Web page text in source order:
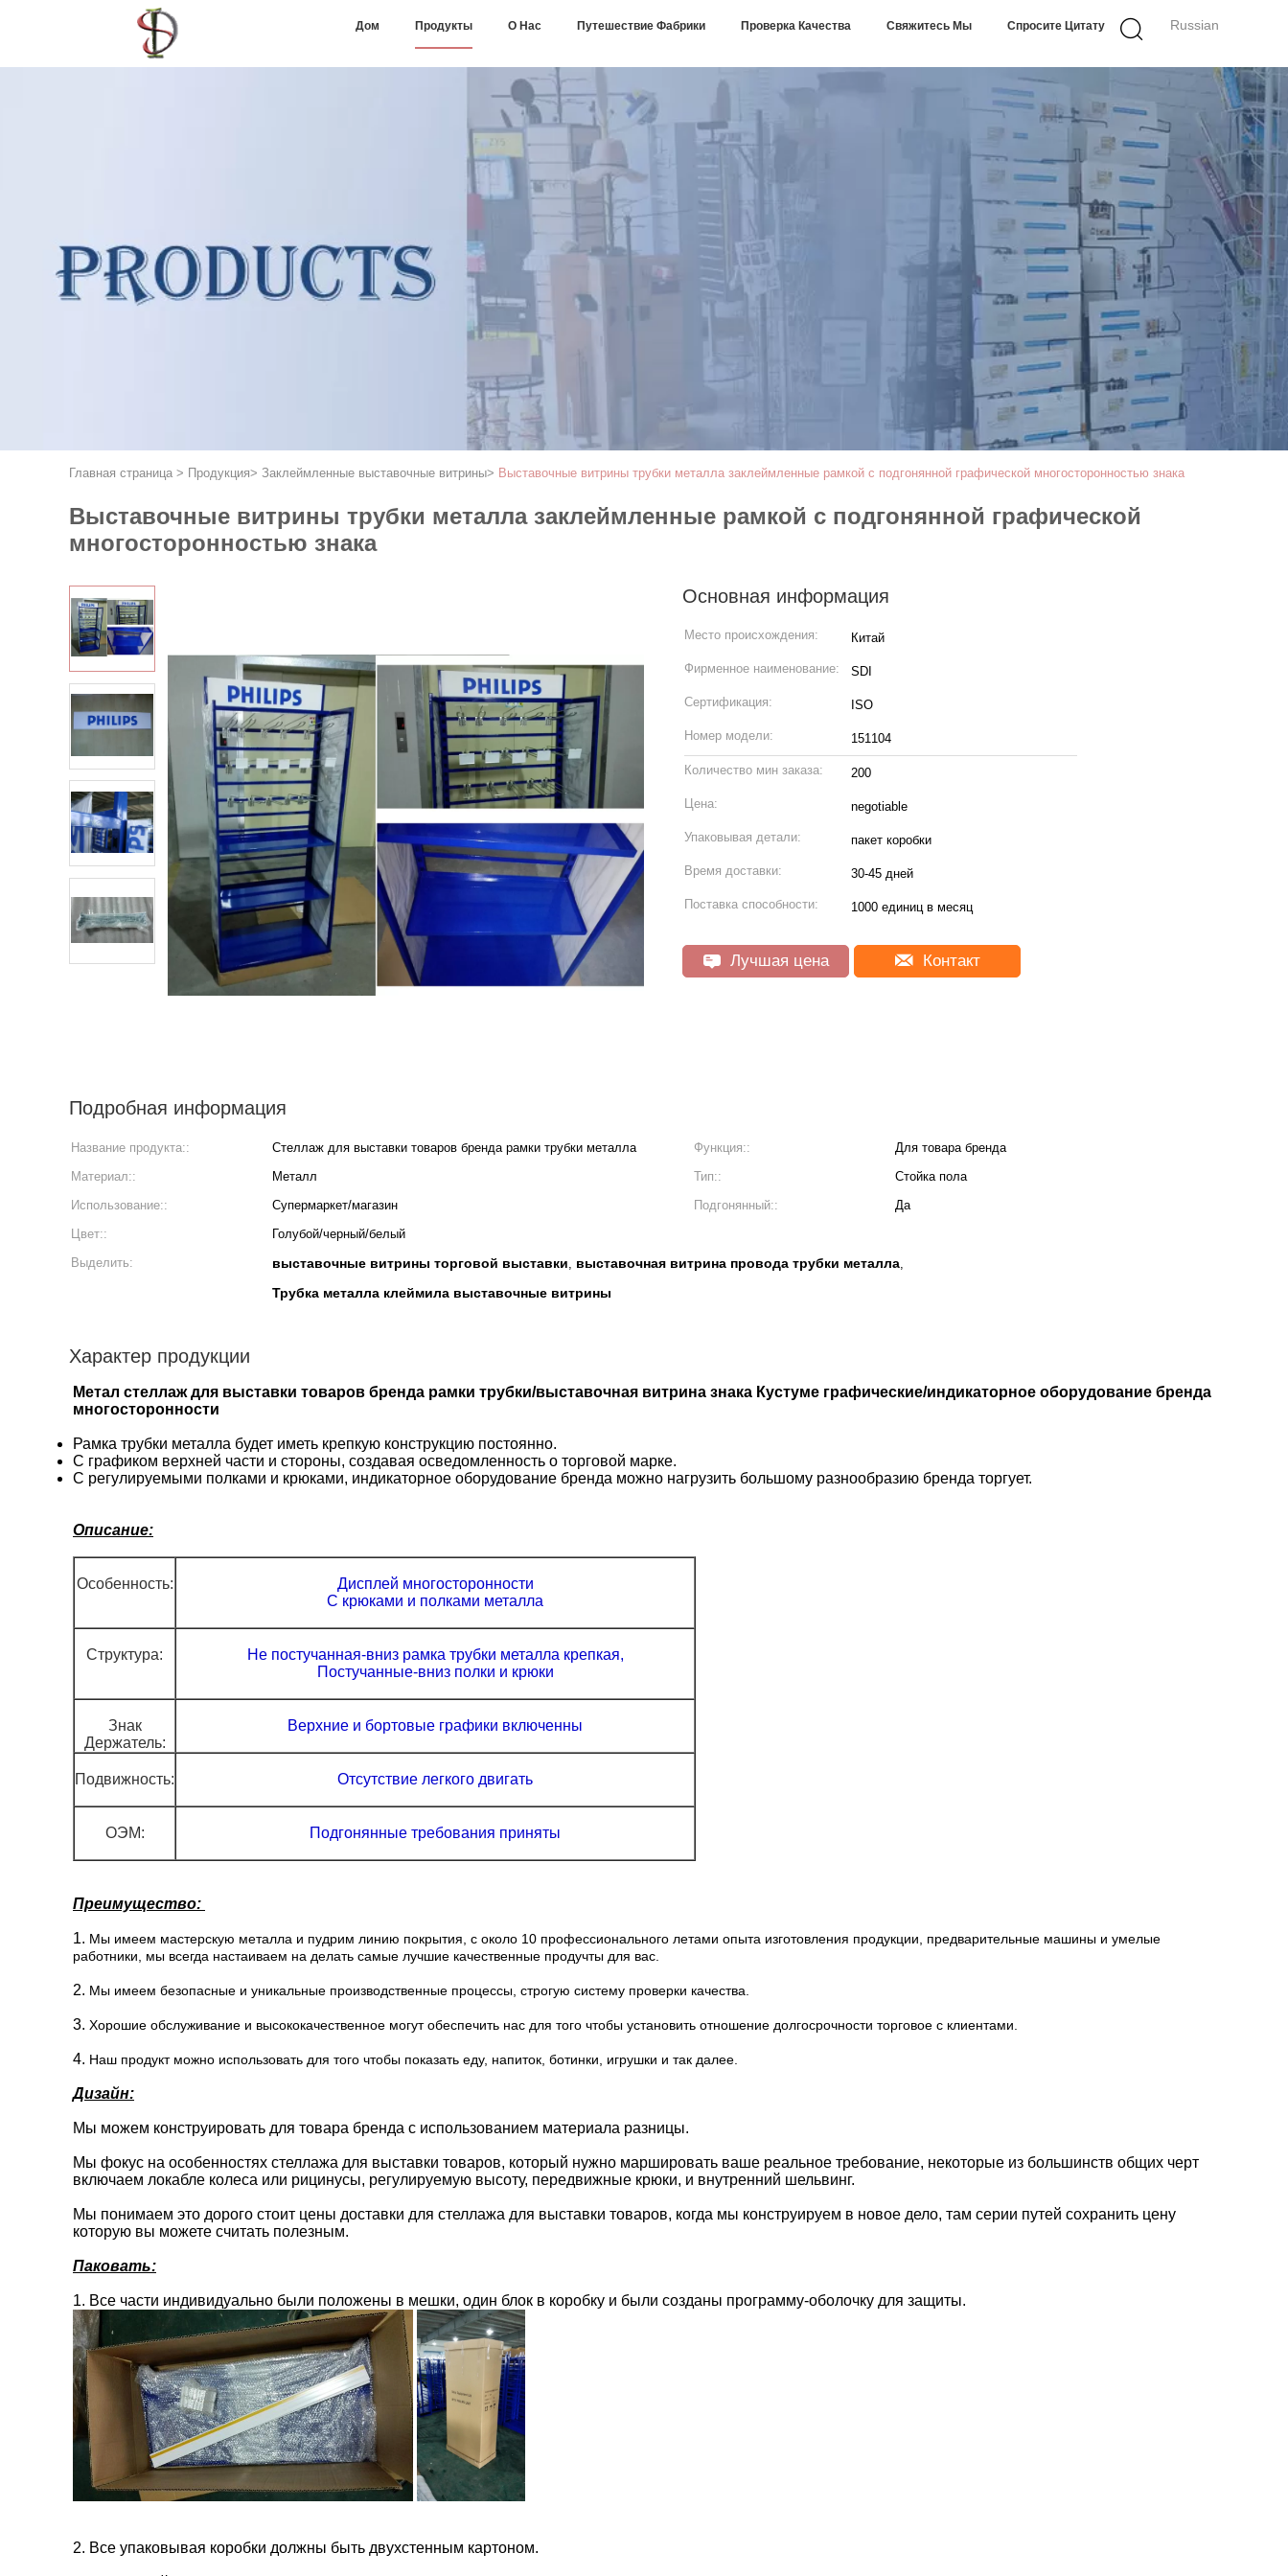
Russian
Дом Продукты О Нас Путешествие Фабрики Проверка Качества Свяжитесь Мы Спросите Цитату
Главная страница > Продукция> Заклеймленные выставочные витрины> Выставочные витрины трубки металла заклеймленные рамкой с подгонянной графической многосторонностью знака
Выставочные витрины трубки металла заклеймленные рамкой с подгонянной графической
многосторонностью знака
Основная информация
Место происхождения: Китай
Фирменное наименование: SDI
Сертификация: ISO
Номер модели: 151104
Количество мин заказа: 200
Цена: negotiable
Упаковывая детали: пакет коробки
Время доставки: 30-45 дней
Поставка способности: 1000 единиц в месяц
Лучшая цена Контакт
Подробная информация
Название продукта:: Стеллаж для выставки товаров бренда рамки трубки металла Функция::
Для товара бренда
Материал::
Металл Тип::
Стойка пола
Использование::
Супермаркет/магазин Подгонянный::
Да
Цвет::
Голубой/черный/белый
Выделить:
выставочные витрины торговой выставки, выставочная витрина провода трубки металла,
Трубка металла клеймила выставочные витрины
Характер продукции
Метал стеллаж для выставки товаров бренда рамки трубки/выставочная витрина знака Кустуме графические/индикаторное оборудование бренда
многосторонности
Рамка трубки металла будет иметь крепкую конструкцию постоянно.
С графиком верхней части и стороны, создавая осведомленность о торговой марке.
С регулируемыми полками и крюками, индикаторное оборудование бренда можно нагрузить большому разнообразию бренда торгует.
Описание:
Особенность:
Дисплей многосторонности
С крюками и полками металла
Структура: Не постучанная-вниз рамка трубки металла крепкая,
Постучанные-вниз полки и крюки
Знак
Держатель:
Верхние и бортовые графики включенны
Подвижность: Отсутствие легкого двигать
ОЭМ: Подгонянные требования приняты
Преимущество:
1. Мы имеем мастерскую металла и пудрим линию покрытия, с около 10 профессионального летами опыта изготовления продукции, предварительные машины и умелые
работники, мы всегда настаиваем на делать самые лучшие качественные продучты для вас.
2. Мы имеем безопасные и уникальные производственные процессы, строгую систему проверки качества.
3. Хорошие обслуживание и высококачественное могут обеспечить нас для того чтобы установить отношение долгосрочности торговое с клиентами.
4. Наш продукт можно использовать для того чтобы показать еду, напиток, ботинки, игрушки и так далее.
Дизайн:
Мы можем конструировать для товара бренда с использованием материала разницы.
Мы фокус на особенностях стеллажа для выставки товаров, который нужно маршировать ваше реальное требование, некоторые из большинств общих черт
включаем локабле колеса или рицинусы, регулируемую высоту, передвижные крюки, и внутренний шельвинг.
Мы понимаем это дорого стоит цены доставки для стеллажа для выставки товаров, когда мы конструируем в новое дело, там серии путей сохранить цену
которую вы можете считать полезным.
Паковать:
1. Все части индивидуально были положены в мешки, один блок в коробку и были созданы программу-оболочку для защиты.
2. Все упаковывая коробки должны быть двухстенным картоном.